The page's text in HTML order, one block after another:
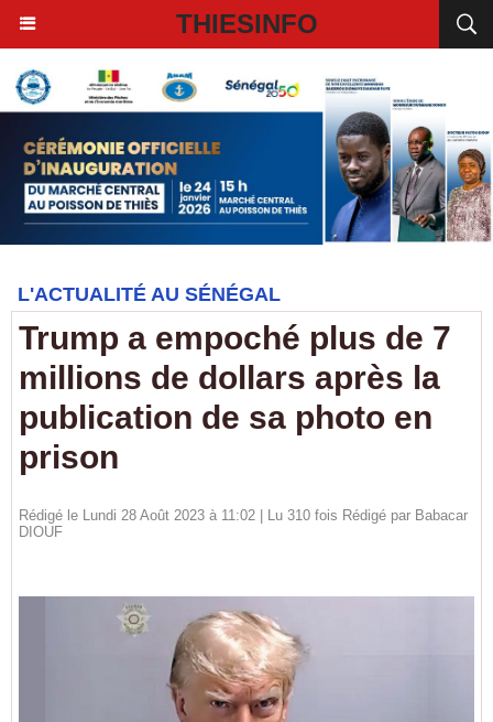
THIESINFO
L'ACTUALITÉ AU SÉNÉGAL
Trump a empoché plus de 7
millions de dollars après la
publication de sa photo en
prison
Rédigé le Lundi 28 Août 2023 à 11:02 | Lu 310 fois Rédigé par Babacar
DIOUF